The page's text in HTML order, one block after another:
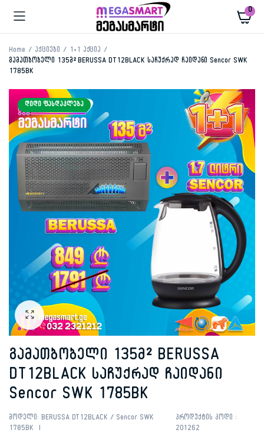
0
Home აქციები
1+1 აქცია
გამათბობელი 135მ² BERUSSA DT12BLACK საჩუქრად ჩაიდანი Sencor SWK
1785BK
ᲓᲘᲓᲘ ᲤᲐᲡᲓᲐᲙᲚᲔᲑᲐ
გამათბობელი 135მ² BERUSSA
DT12BLACK საჩუქრად ჩაიდანი
Sencor SWK 1785BK
მოდელი: BERUSSA DT12BLACK / Sencor SWK
1785BK
პროდუქტის კოდი :
201262